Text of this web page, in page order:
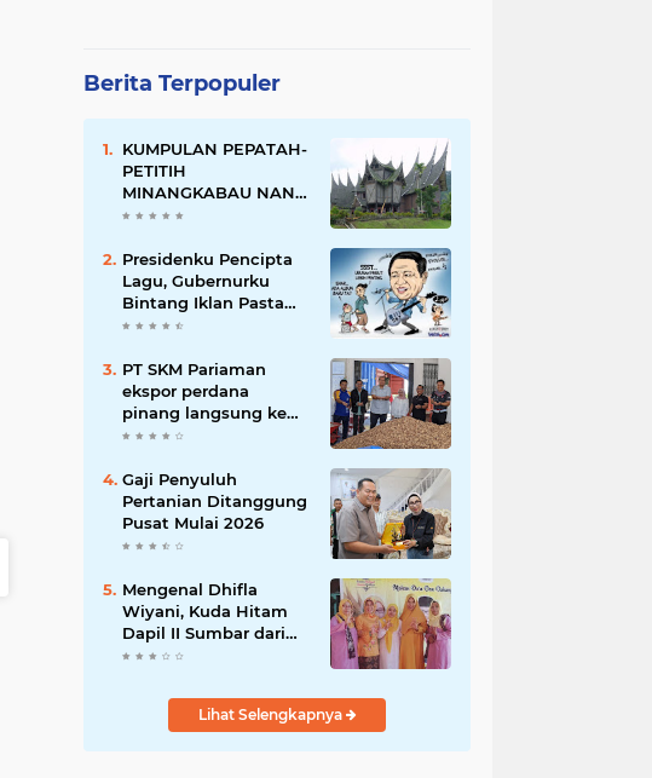
Berita Terpopuler
KUMPULAN PEPATAH-
PETITIH
MINANGKABAU NAN
ELOK
Presidenku Pencipta
Lagu, Gubernurku
Bintang Iklan Pasta
Gigi
PT SKM Pariaman
ekspor perdana
pinang langsung ke
India
Gaji Penyuluh
Pertanian Ditanggung
Pusat Mulai 2026
Mengenal Dhifla
Wiyani, Kuda Hitam
Dapil II Sumbar dari
Golkar
Lihat Selengkapnya